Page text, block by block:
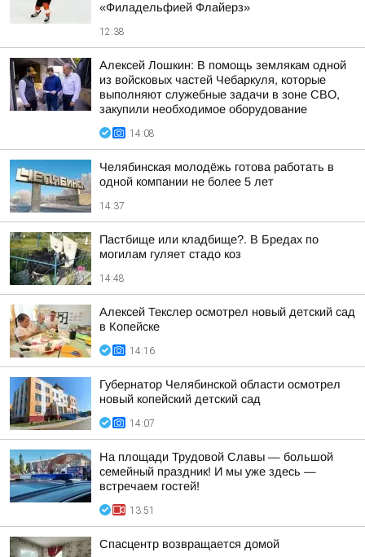
«Филадельфией Флайерз»
12:38
Алексей Лошкин: В помощь землякам одной
из войсковых частей Чебаркуля, которые
выполняют служебные задачи в зоне СВО,
закупили необходимое оборудование
14:08
Челябинская молодёжь готова работать в
одной компании не более 5 лет
14:37
Пастбище или кладбище?. В Бредах по
могилам гуляет стадо коз
14:48
Алексей Текслер осмотрел новый детский сад
в Копейске
14:16
Губернатор Челябинской области осмотрел
новый копейский детский сад
14:07
На площади Трудовой Славы — большой
семейный праздник! И мы уже здесь —
встречаем гостей!
13:51
Спасцентр возвращается домой